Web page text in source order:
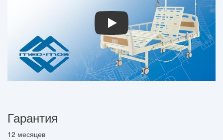
Play
Гарантия
12 месяцев